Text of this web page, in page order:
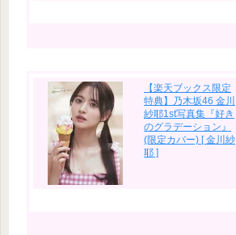
【楽天ブックス限定
特典】乃木坂46 金川
紗耶1st写真集『好き
のグラデーション』
(限定カバー) [ 金川紗
耶 ]